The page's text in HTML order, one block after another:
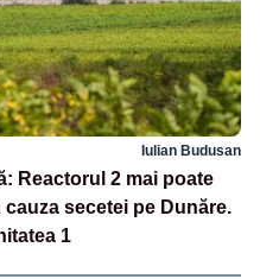
Iulian Budusan
Reactorul 2 mai poate
secetei pe Dunăre.
1